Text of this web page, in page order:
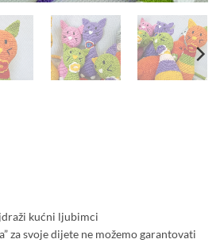
kućni ljubimci
za svoje dijete ne možemo garantovati